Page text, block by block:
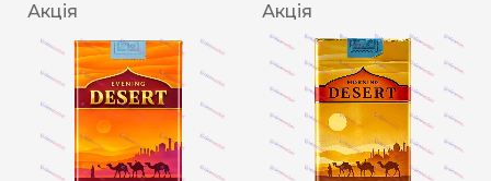
Акція Акція